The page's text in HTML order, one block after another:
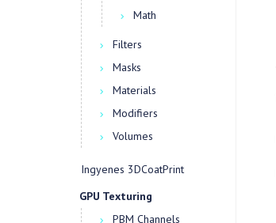
Math
Filters
Masks
Materials
Modifiers
Volumes
Ingyenes 3DCoatPrint
GPU Texturing
PBM Channels